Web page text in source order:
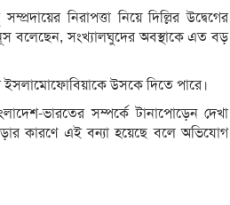
নিরাপত্তা নিয়ে দিল্লির উদ্বেগের
বলেছেন, সংখ্যালঘুদের অবস্থাকে এত বড়
ইসলামোফোবিয়াকে উসকে দিতে পারে।
ভারতের সম্পর্কে টানাপোড়েন দেখা
কারণে এই বন্যা হয়েছে বলে অভিযোগ